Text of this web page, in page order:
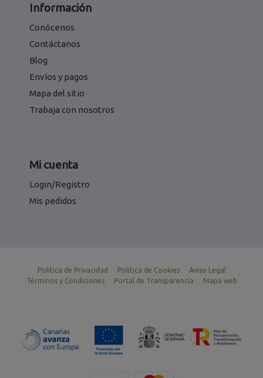
Información
Conócenos
Contáctanos
Blog
Envíos y pagos
Mapa del sitio
Trabaja con nosotros
Mi cuenta
Login/Registro
Mis pedidos
Política de Privacidad Política de Cookies
Aviso Legal
Términos y Condiciones
Portal de Transparencia Mapa web